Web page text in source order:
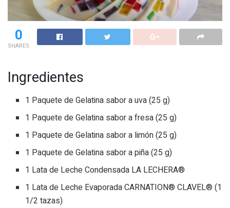
0
SHARES
Ingredientes
1 Paquete de Gelatina sabor a uva (25 g)
1 Paquete de Gelatina sabor a fresa (25 g)
1 Paquete de Gelatina sabor a limón (25 g)
1 Paquete de Gelatina sabor a piña (25 g)
1 Lata de Leche Condensada LA LECHERA®
1 Lata de Leche Evaporada CARNATION® CLAVEL® (1
1/2 tazas)